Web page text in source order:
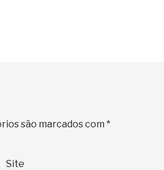
são marcados com *
Site